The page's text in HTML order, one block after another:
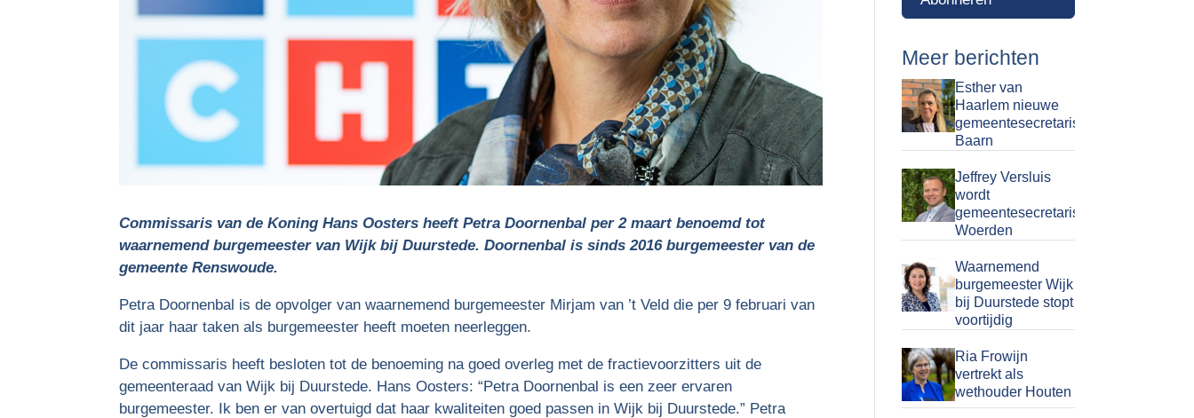
Commissaris van de Koning Hans Oosters heeft Petra Doornenbal per 2 maart benoemd tot
waarnemend burgemeester van Wijk bij Duurstede. Doornenbal is sinds 2016 burgemeester van de
gemeente Renswoude.
Petra Doornenbal is de opvolger van waarnemend burgemeester Mirjam van ’t Veld die per 9 februari van
dit jaar haar taken als burgemeester heeft moeten neerleggen.
De commissaris heeft besloten tot de benoeming na goed overleg met de fractievoorzitters uit de
gemeenteraad van Wijk bij Duurstede. Hans Oosters: “Petra Doornenbal is een zeer ervaren
burgemeester. Ik ben er van overtuigd dat haar kwaliteiten goed passen in Wijk bij Duurstede.” Petra
Meer berichten
Esther van
Haarlem nieuwe
gemeentesecretaris
Baarn
Jeffrey Versluis
wordt
gemeentesecretaris
Woerden
Waarnemend
burgemeester Wijk
bij Duurstede stopt
voortijdig
Ria Frowijn
vertrekt als
wethouder Houten